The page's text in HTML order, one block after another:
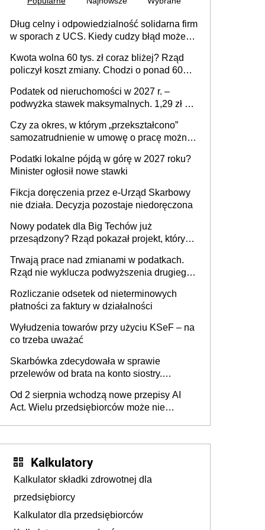
Dług celny i odpowiedzialność solidarna firm
w sporach z UCS. Kiedy cudzy błąd może
Kwota wolna 60 tys. zł coraz bliżej? Rząd
policzył koszt zmiany. Chodzi o ponad 60
Podatek od nieruchomości w 2027 r. –
podwyżka stawek maksymalnych. 1,29 zł za
budynków i lokali związanych z
prowadzeniem działalności gospodarczej
Czy za okres, w którym „przekształcono”
samozatrudnienie w umowę o pracę można
umowy cywilnoprawnej jedynym
racjonalnym wyjściem
Podatki lokalne pójdą w górę w 2027 roku?
Minister ogłosił nowe stawki
Fikcja doręczenia przez e-Urząd Skarbowy
nie działa. Decyzja pozostaje niedoręczona
Nowy podatek dla Big Techów już
przesądzony? Rząd pokazał projekt, który
Trwają prace nad zmianami w podatkach.
Rząd nie wyklucza podwyższenia drugiego
Rozliczanie odsetek od nieterminowych
płatności za faktury w działalności
Wyłudzenia towarów przy użyciu KSeF – na
co trzeba uważać
Skarbówka zdecydowała w sprawie
przelewów od brata na konto siostry.
darowizna, ale podatku jednak nie będzie
Od 2 sierpnia wchodzą nowe przepisy AI
Act. Wielu przedsiębiorców może nie
Kalkulatory
Kalkulator składki zdrowotnej dla
przedsiębiorcy
Kalkulator dla przedsiębiorców